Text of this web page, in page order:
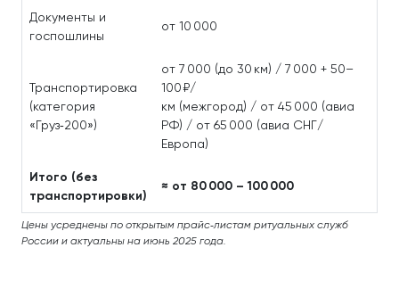
Документы и
госпошлины
от 10 000
Транспортировка
(категория
«Груз‑200»)
от 7 000 (до 30 км) / 7 000 + 50–
100 ₽/
км (межгород) / от 45 000 (авиа
РФ) / от 65 000 (авиа СНГ/
Европа)
Итого (без
транспортировки)
≈ от 80 000 – 100 000
Цены усреднены по открытым прайс‑листам ритуальных служб
России и актуальны на июнь 2025 года.